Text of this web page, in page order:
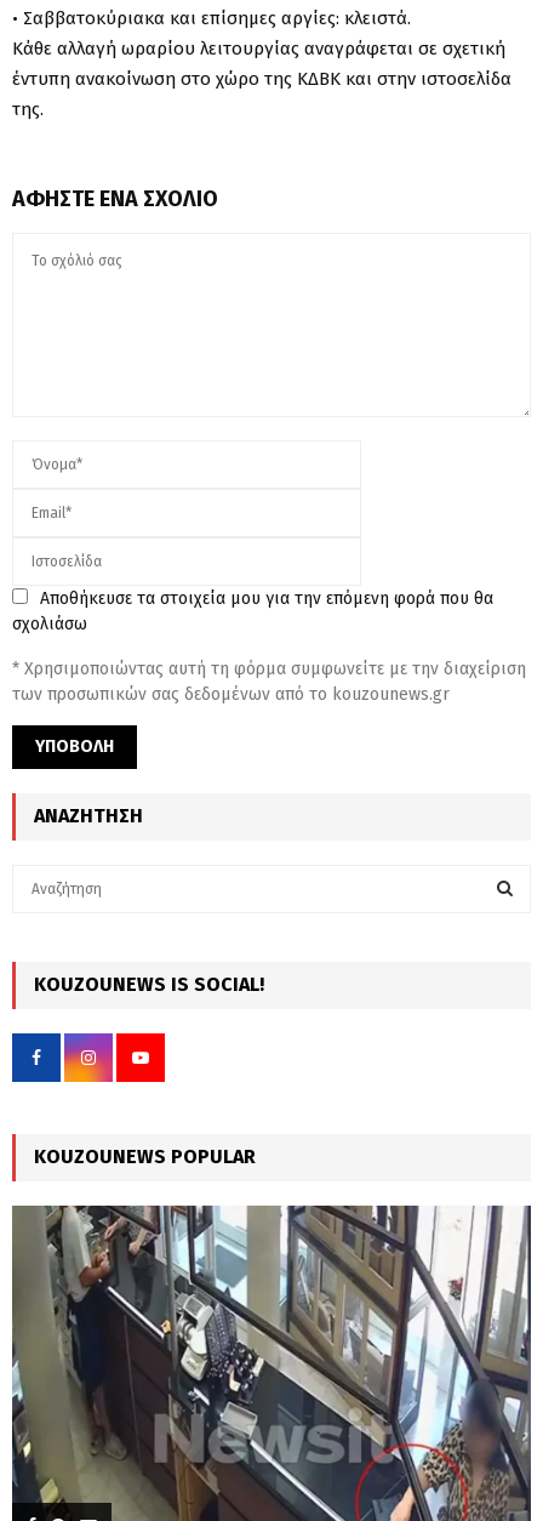
• Σαββατοκύριακα και επίσημες αργίες: κλειστά.
Κάθε αλλαγή ωραρίου λειτουργίας αναγράφεται σε σχετική
έντυπη ανακοίνωση στο χώρο της ΚΔΒΚ και στην ιστοσελίδα
της.
ΑΦΉΣΤΕ ΈΝΑ ΣΧΌΛΙΟ
Αποθήκευσε τα στοιχεία μου για την επόμενη φορά που θα
σχολιάσω
* Χρησιμοποιώντας αυτή τη φόρμα συμφωνείτε με την διαχείριση
των προσωπικών σας δεδομένων από το kouzounews.gr
ΑΝΑΖΉΤΗΣΗ
h
f
r
KOUZOUNEWS IS SOCIAL!
KOUZOUNEWS POPULAR